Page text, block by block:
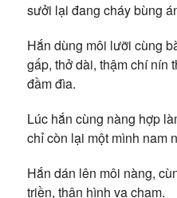
sưởi lại đang cháy bùng
Hắn dùng môi lưỡi cùng
gấp, thở dài, thậm chí nín
đầm đìa.
Lúc hắn cùng nàng hợp
chỉ còn lại một mình nam
Hắn dán lên môi nàng,
triền, thân hình va chạm.